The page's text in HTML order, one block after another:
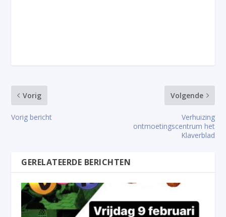
Vorig
Vorig bericht
Volgende
Verhuizing
ontmoetingscentrum het
Klaverblad
GERELATEERDE BERICHTEN